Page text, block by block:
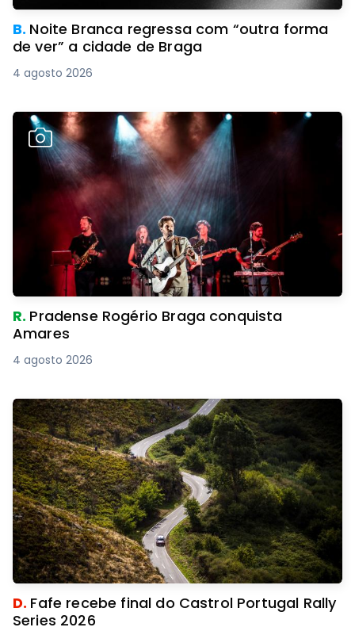
B. Noite Branca regressa com “outra forma
de ver” a cidade de Braga
4 agosto 2026
R. Pradense Rogério Braga conquista
Amares
4 agosto 2026
D. Fafe recebe final do Castrol Portugal Rally
Series 2026